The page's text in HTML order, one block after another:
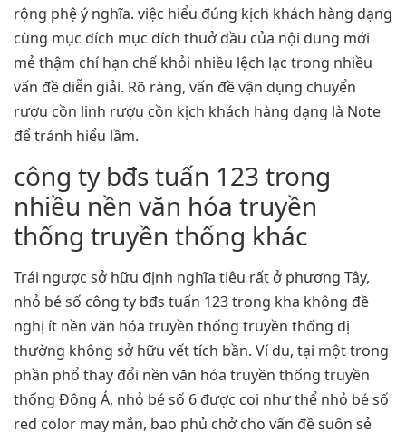
rộng phệ ý nghĩa. việc hiểu đúng kịch khách hàng dạng
cùng mục đích mục đích thuở đầu của nội dung mới
mẻ thậm chí hạn chế khỏi nhiều lệch lạc trong nhiều
vấn đề diễn giải. Rõ ràng, vấn đề vận dụng chuyển
rượu cồn linh rượu cồn kịch khách hàng dạng là Note
để tránh hiểu lầm.
công ty bđs tuấn 123 trong
nhiều nền văn hóa truyền
thống truyền thống khác
Trái ngược sở hữu định nghĩa tiêu rất ở phương Tây,
nhỏ bé số công ty bđs tuấn 123 trong kha không đề
nghị ít nền văn hóa truyền thống truyền thống dị
thường không sở hữu vết tích bần. Ví dụ, tại một trong
phần phổ thay đổi nền văn hóa truyền thống truyền
thống Đông Á, nhỏ bé số 6 được coi như thể nhỏ bé số
red color may mắn, bao phủ chở cho vấn đề suôn sẻ